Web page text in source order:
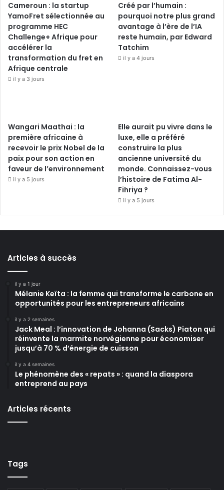
Cameroun : la startup
YamoFret sélectionnée au
programme HEC
Challenge+ Afrique pour
accélérer la
transformation du fret en
Afrique centrale
il y a 3 jours
Créé par l’humain :
pourquoi notre plus grand
avantage à l’ère de l’IA
reste humain, par Edward
Tatchim
il y a 4 jours
Wangari Maathai : la
première africaine à
recevoir le prix Nobel de la
paix pour son action en
faveur de l’environnement
il y a 5 jours
Elle aurait pu vivre dans le
luxe, elle a préféré
construire la plus
ancienne université du
monde. Connaissez-vous
l’histoire de Fatima Al-
Fihriya ?
il y a 5 jours
Articles à succès
il y a 1 jour
Mélanie Keïta : la femme qui transforme le carbone en
opportunités pour les entrepreneurs africains
il y a 2 semaines
Jack Meal : l’innovation de Johanna (Sacks) Piaton qui
réinvente la marmite norvégienne pour économiser
jusqu’à 70 % d’énergie de cuisson
il y a 4 semaines
Le phénomène des « repats » : quand la diaspora
entreprend au pays
Articles récents
Tags